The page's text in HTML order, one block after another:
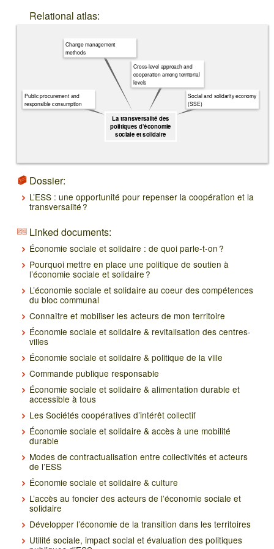
Relational atlas:
La transversalité des
politiques d’économie
sociale et solidaire
Social and solidarity economy
(SSE)
Cross-level approach and
cooperation among territorial
levels
Change management
methods
Public procurement and
responsible consumption
Dossier:
L’ESS : une opportunité pour repenser la coopération et la
transversalité ?
Linked documents:
Économie sociale et solidaire : de quoi parle-t-on ?
Pourquoi mettre en place une politique de soutien à
l’économie sociale et solidaire ?
L’économie sociale et solidaire au coeur des compétences
du bloc communal
Connaître et mobiliser les acteurs de mon territoire
Économie sociale et solidaire & revitalisation des centres-
villes
Économie sociale et solidaire & politique de la ville
Commande publique responsable
Économie sociale et solidaire & alimentation durable et
accessible à tous
Les Sociétés coopératives d’intérêt collectif
Économie sociale et solidaire & accès à une mobilité
durable
Modes de contractualisation entre collectivités et acteurs
de l’ESS
Économie sociale et solidaire & culture
L’accès au foncier des acteurs de l’économie sociale et
solidaire
Développer l’économie de la transition dans les territoires
Utilité sociale, impact social et évaluation des politiques